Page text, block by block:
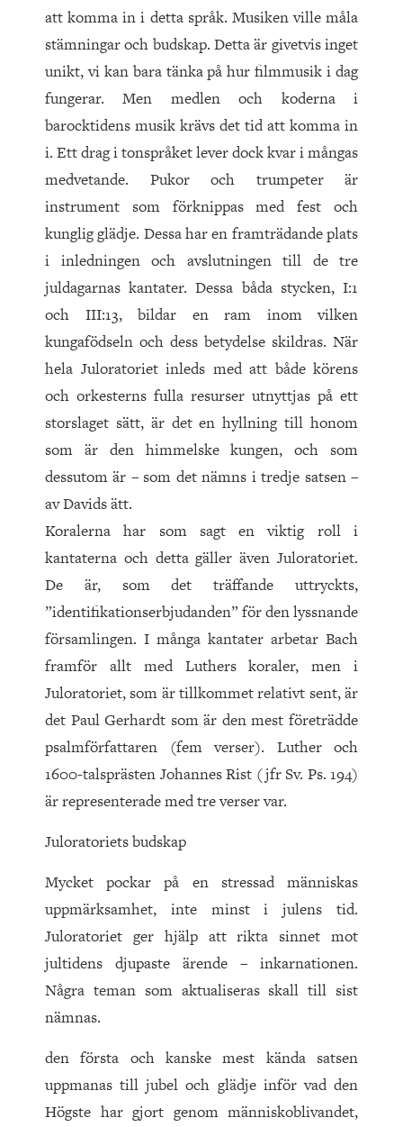
att komma in i detta språk. Musiken ville måla
stämningar och budskap. Detta är givetvis inget
unikt, vi kan bara tänka på hur filmmusik i dag
fungerar. Men medlen och koderna i
barocktidens musik krävs det tid att komma in
i. Ett drag i tonspråket lever dock kvar i mångas
medvetande. Pukor och trumpeter är
instrument som förknippas med fest och
kunglig glädje. Dessa har en framträdande plats
i inledningen och avslutningen till de tre
juldagarnas kantater. Dessa båda stycken, I:1
och III:13, bildar en ram inom vilken
kungafödseln och dess betydelse skildras. När
hela Juloratoriet inleds med att både körens
och orkesterns fulla resurser utnyttjas på ett
storslaget sätt, är det en hyllning till honom
som är den himmelske kungen, och som
dessutom är – som det nämns i tredje satsen –
av Davids ätt.
Koralerna har som sagt en viktig roll i
kantaterna och detta gäller även Juloratoriet.
De är, som det träffande uttryckts,
”identifikationserbjudanden” för den lyssnande
församlingen. I många kantater arbetar Bach
framför allt med Luthers koraler, men i
Juloratoriet, som är tillkommet relativt sent, är
det Paul Gerhardt som är den mest företrädde
psalmförfattaren (fem verser). Luther och
1600-talsprästen Johannes Rist (jfr Sv. Ps. 194)
är representerade med tre verser var.
Juloratoriets budskap
Mycket pockar på en stressad människas
uppmärksamhet, inte minst i julens tid.
Juloratoriet ger hjälp att rikta sinnet mot
jultidens djupaste ärende – inkarnationen.
Några teman som aktualiseras skall till sist
nämnas.
den första och kanske mest kända satsen
uppmanas till jubel och glädje inför vad den
Högste har gjort genom människoblivandet,